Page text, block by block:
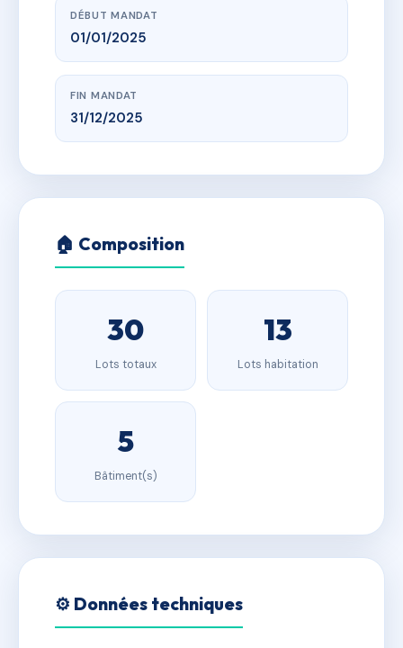
DÉBUT MANDAT
01/01/2025
FIN MANDAT
31/12/2025
🏠 Composition
30
Lots totaux
13
Lots habitation
5
Bâtiment(s)
⚙️ Données techniques